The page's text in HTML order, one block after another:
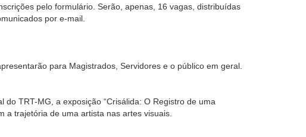
pelo formulário. Serão, apenas, 16 vagas, distribuídas
por e-mail.
para Magistrados, Servidores e o público em geral.
TRT-MG, a exposição “Crisálida: O Registro de uma
a trajetória de uma artista nas artes visuais.